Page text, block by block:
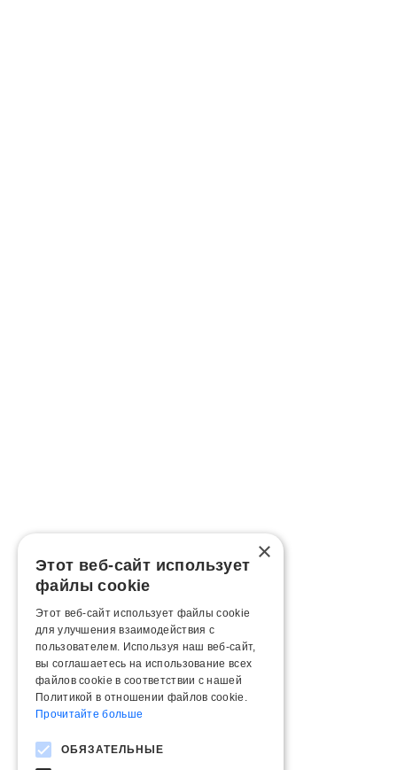
×
Этот веб-сайт использует
файлы cookie
Этот веб-сайт использует файлы cookie
для улучшения взаимодействия с
пользователем. Используя наш веб-сайт,
вы соглашаетесь на использование всех
файлов cookie в соответствии с нашей
Политикой в ​​отношении файлов cookie.
Прочитайте больше
ОБЯЗАТЕЛЬНЫЕ